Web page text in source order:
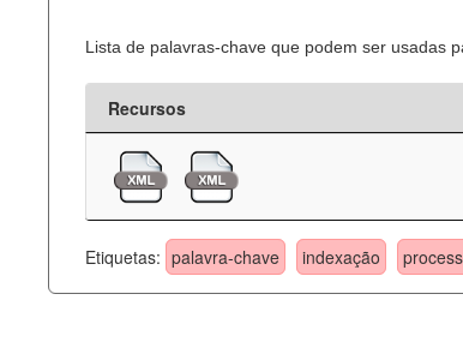
Lista de palavras-chave que podem ser usadas
Recursos
Etiquetas: palavra-chave indexação